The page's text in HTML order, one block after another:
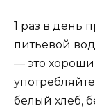
1 раз в день
питьевой
— это
белый хлеб,